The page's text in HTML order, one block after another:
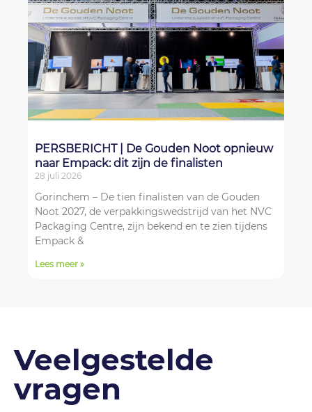
PERSBERICHT | De Gouden Noot opnieuw
naar Empack: dit zijn de finalisten
28 juli 2026
Gorinchem – De tien finalisten van de Gouden
Noot 2027, de verpakkingswedstrijd van het NVC
Packaging Centre, zijn bekend en te zien tijdens
Empack &
Lees meer »
Veelgestelde
vragen